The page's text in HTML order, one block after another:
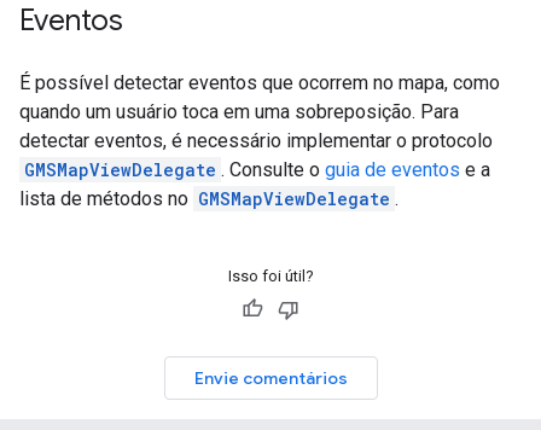
Eventos
É possível detectar eventos que ocorrem no mapa, como
quando um usuário toca em uma sobreposição. Para
detectar eventos, é necessário implementar o protocolo
GMSMapViewDelegate . Consulte o guia de eventos e a
lista de métodos no GMSMapViewDelegate .
Isso foi útil?
Envie comentários